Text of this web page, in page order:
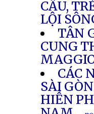
CẦU,
LỘI
TÂN
CUNG
CÁC
SÀI
HIỄN